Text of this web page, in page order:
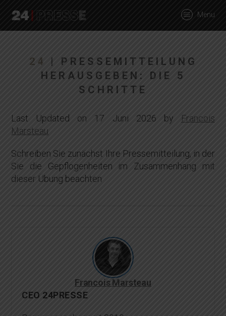
presse
Menu
24
| PRESSEMITTEILUNG
HERAUSGEBEN: DIE 5
SCHRITTE
Last Updated on 17 Juni 2026 by
Francois
Marsteau
Schreiben Sie zunächst Ihre Pressemitteilung, in der
Sie die Gepflogenheiten im Zusammenhang mit
dieser Übung beachten
Francois Marsteau
CEO 24PRESSE